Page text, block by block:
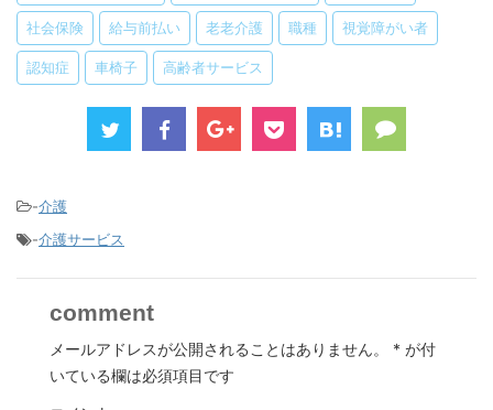
社会保険 給与前払い 老老介護 職種 視覚障がい者
認知症 車椅子 高齢者サービス
-介護
-介護サービス
comment
メールアドレスが公開されることはありません。 * が付
いている欄は必須項目です